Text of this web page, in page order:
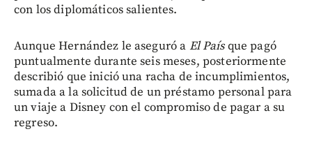
con los diplomáticos salientes.
Aunque Hernández le aseguró a El Paísque pagó
puntualmente durante seis meses, posteriormente
describió que inició una racha de incumplimientos,
sumada a la solicitud de un préstamo personal para
un viaje a Disney con el compromiso de pagar a su
regreso.